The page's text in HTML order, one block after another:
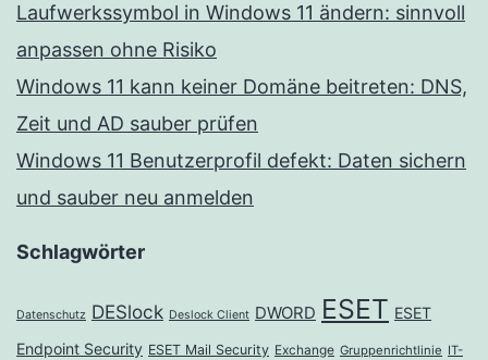
Laufwerkssymbol in Windows 11 ändern: sinnvoll
anpassen ohne Risiko
Windows 11 kann keiner Domäne beitreten: DNS,
Zeit und AD sauber prüfen
Windows 11 Benutzerprofil defekt: Daten sichern
und sauber neu anmelden
Schlagwörter
Datenschutz DESlock Deslock Client DWORD ESET ESET
Endpoint Security ESET Mail Security Exchange Gruppenrichtlinie IT-